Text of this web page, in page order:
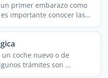
primer embarazo como
importante conocer las
coche nuevo o de
trámites son ...